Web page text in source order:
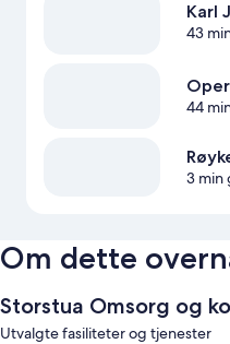
Karl
43
44
3 min
Om dette
Storstua Omsorg og
Utvalgte fasiliteter og tjenester